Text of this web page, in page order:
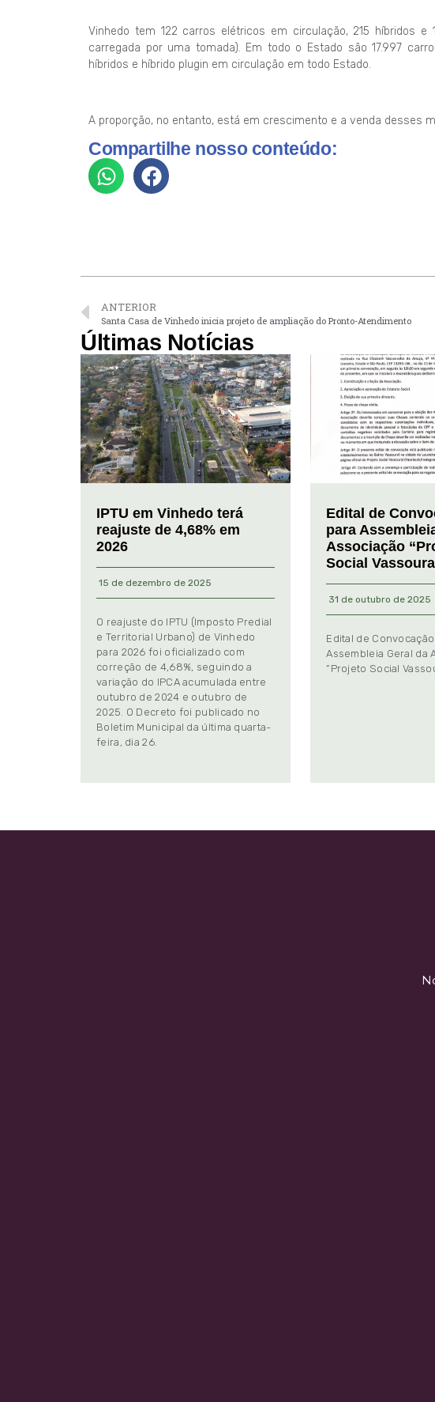
Vinhedo tem 122 carros elétricos em circulação, 215 híbridos
carregada por uma tomada). Em todo o Estado são 17.997
híbridos e híbrido plugin em circulação em todo Estado.
A proporção, no entanto, está em crescimento e a venda desses
Compartilhe nosso conteúdo:
ANTERIOR
Santa Casa de Vinhedo inicia projeto de ampliação do Pronto-Atendimento
Últimas Notícias
IPTU em Vinhedo terá
reajuste de 4,68% em
2026
15 de dezembro de 2025
O reajuste do IPTU (Imposto Predial
e Territorial Urbano) de Vinhedo
para 2026 foi oficializado com
correção de 4,68%, seguindo a
variação do IPCA acumulada entre
outubro de 2024 e outubro de
2025. O Decreto foi publicado no
Boletim Municipal da última quarta-
feira, dia 26.
Edital de
para
Associação
Social
31 de outubro de 2025
Edital de
Assembleia Geral da
“Projeto Social